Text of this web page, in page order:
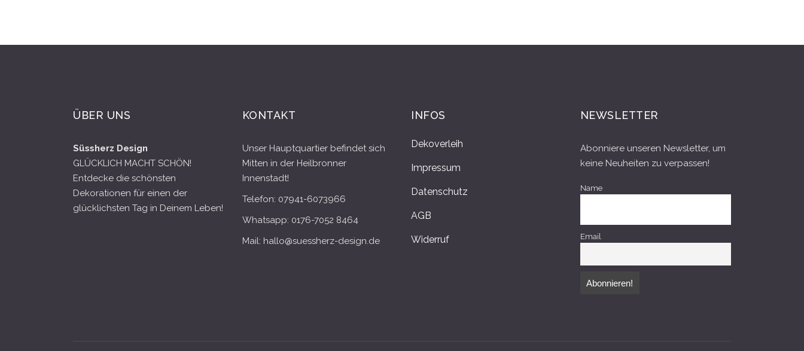
ÜBER UNS
Süssherz Design
GLÜCKLICH MACHT SCHÖN!
Entdecke die schönsten
Dekorationen für einen der
glücklichsten Tag in Deinem Leben!
KONTAKT
Unser Hauptquartier befindet sich
Mitten in der Heilbronner
Innenstadt!
Telefon: 07941-6073966
Whatsapp: 0176-7052 8464
Mail: hallo@suessherz-design.de
INFOS
Dekoverleih
Impressum
Datenschutz
AGB
Widerruf
NEWSLETTER
Abonniere unseren Newsletter, um
keine Neuheiten zu verpassen!
Name
Email